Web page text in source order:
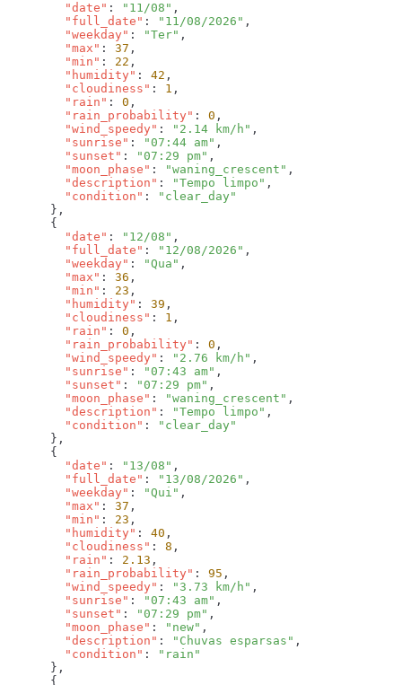
        "date"
: "11/08"
        "full_date"
: "11/08/2026"
        "weekday"
: "Ter"
        "max"
: 37
        "min"
: 22
        "humidity"
: 42
        "cloudiness"
: 1
        "rain"
: 0
        "rain_probability"
: 0
        "wind_speedy"
: "2.14 km/h"
        "sunrise"
: "07:44 am"
        "sunset"
: "07:29 pm"
        "moon_phase"
: "waning_crescent"
        "description"
: "Tempo limpo"
        "condition"
:
        "date"
: "12/08"
        "full_date"
: "12/08/2026"
        "weekday"
: "Qua"
        "max"
: 36
        "min"
: 23
        "humidity"
: 39
        "cloudiness"
: 1
        "rain"
: 0
        "rain_probability"
: 0
        "wind_speedy"
: "2.76 km/h"
        "sunrise"
: "07:43 am"
        "sunset"
: "07:29 pm"
        "moon_phase"
: "waning_crescent"
        "description"
: "Tempo limpo"
        "condition"
:
        "date"
: "13/08"
        "full_date"
: "13/08/2026"
        "weekday"
: "Qui"
        "max"
: 37
        "min"
: 23
        "humidity"
: 40
        "cloudiness"
: 8
        "rain"
: 2.13
        "rain_probability"
: 95
        "wind_speedy"
: "3.73 km/h"
        "sunrise"
: "07:43 am"
        "sunset"
: "07:29 pm"
        "moon_phase"
: "new"
        "description"
: "Chuvas esparsas"
        "condition"
: